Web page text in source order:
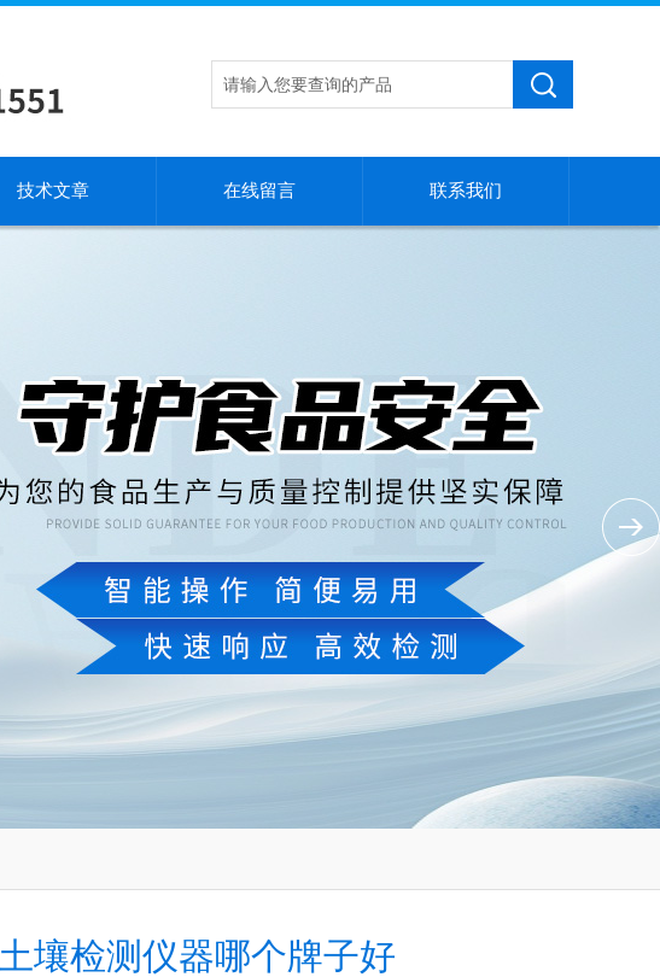
技术文章 在线留言 联系我们
土壤检测仪器哪个牌子好